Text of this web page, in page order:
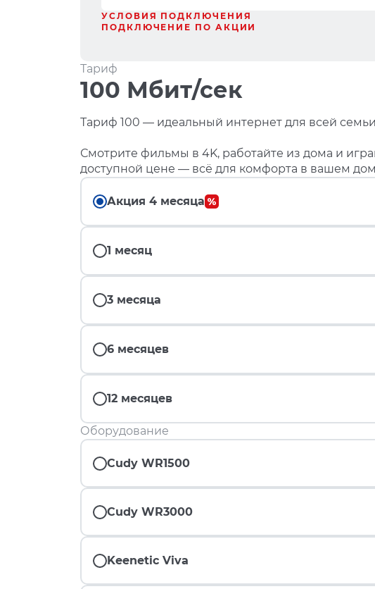
УСЛОВИЯ ПОДКЛЮЧЕНИЯ
ПОДКЛЮЧЕНИЕ ПО АКЦИИ
Тариф
100 Мбит/сек
Тариф 100 — идеальный интернет для всей
Смотрите фильмы в 4K, работайте из дома и
доступной цене — всё для комфорта в вашем
Акция 4 месяца
1 месяц
3 месяца
6 месяцев
12 месяцев
Оборудование
Cudy WR1500
Cudy WR3000
Keenetic Viva